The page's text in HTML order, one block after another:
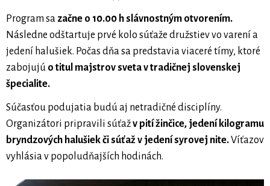
Program sa začne o 10.00 h slávnostným otvorením.
Následne odštartuje prvé kolo súťaže družstiev vo varení a
jedení halušiek. Počas dňa sa predstavia viaceré tímy, ktoré
zabojujú o titul majstrov sveta v tradičnej slovenskej
špecialite.
Súčasťou podujatia budú aj netradičné disciplíny.
Organizátori pripravili súťažv pití žinčice, jedení kilogramu
bryndzových halušiek či súťaž v jedení syrovej nite.Víťazov
vyhlásia v popoludňajších hodinách.